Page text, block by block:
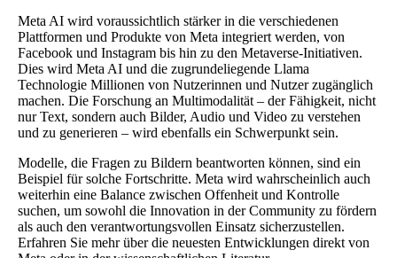
Meta AI wird voraussichtlich stärker in die verschiedenen
Plattformen und Produkte von Meta integriert werden, von
Facebook und Instagram bis hin zu den Metaverse-Initiativen.
Dies wird Meta AI und die zugrundeliegende Llama
Technologie Millionen von Nutzerinnen und Nutzer zugänglich
machen. Die Forschung an Multimodalität – der Fähigkeit, nicht
nur Text, sondern auch Bilder, Audio und Video zu verstehen
und zu generieren – wird ebenfalls ein Schwerpunkt sein.
Modelle, die Fragen zu Bildern beantworten können, sind ein
Beispiel für solche Fortschritte. Meta wird wahrscheinlich auch
weiterhin eine Balance zwischen Offenheit und Kontrolle
suchen, um sowohl die Innovation in der Community zu fördern
als auch den verantwortungsvollen Einsatz sicherzustellen.
Erfahren Sie mehr über die neuesten Entwicklungen direkt von